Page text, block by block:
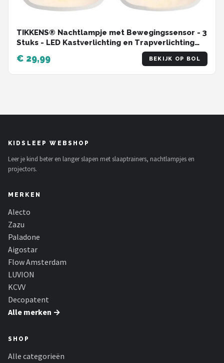
TIKKENS® Nachtlampje met Bewegingssensor - 3
Stuks - LED Kastverlichting en Trapverlichting
met Sensor - Draadloos op Batterij
€ 29,99 BEKIJK OP BOL
KIDSLEEP WEBSHOP
Leer je kind beter en langer slapen met slaaptrainers, nachtlampjes en
projectors.
MERKEN
Alecto
Zazu
Paladone
Aigostar
Flow Amsterdam
LUVION
KCVV
Decopatent
Alle merken →
SHOP
Alle categorieën